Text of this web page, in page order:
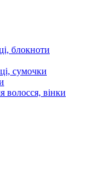
блокноти
сумочки
волосся, вінки